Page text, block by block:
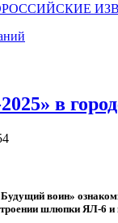
в
воин»
шлюпки ЯЛ-6